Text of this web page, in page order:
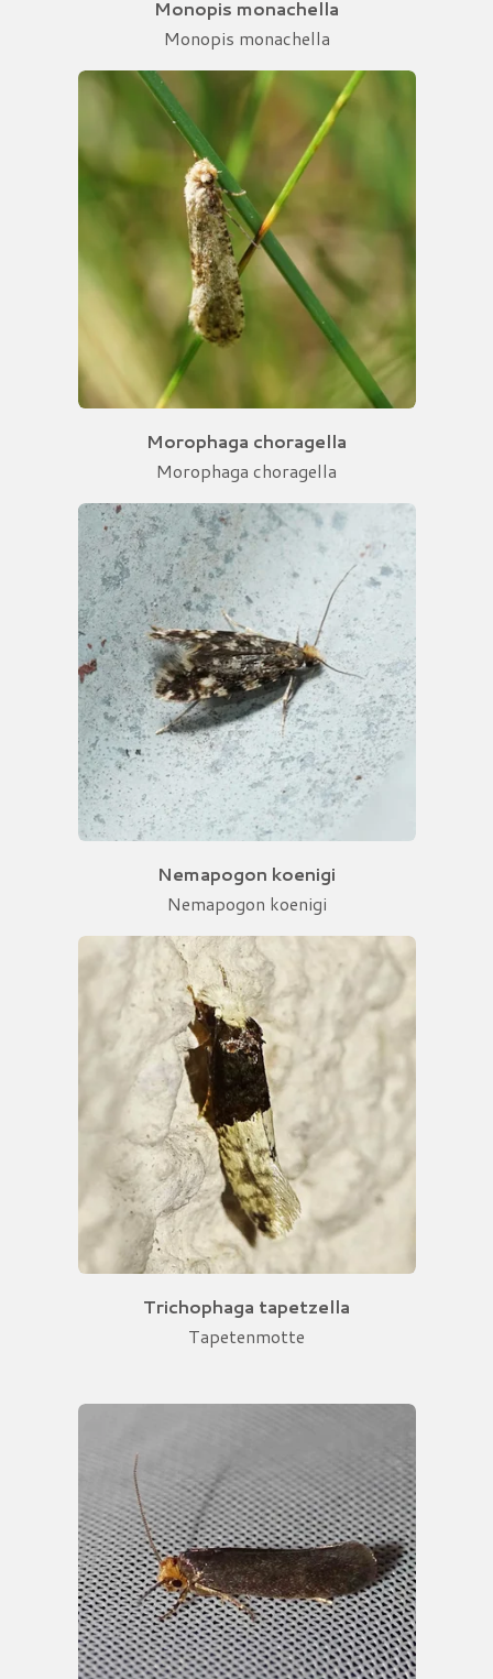
Monopis monachella
Monopis monachella
Morophaga choragella
Morophaga choragella
Nemapogon koenigi
Nemapogon koenigi
Trichophaga tapetzella
Tapetenmotte